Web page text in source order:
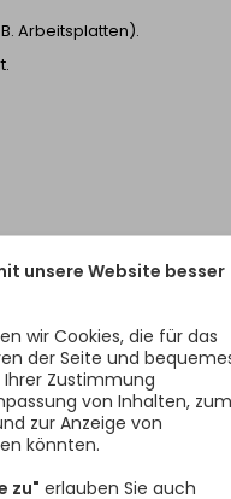
Arbeitsplatten).
und nicht verpflichtet,
unsere Website besser
wir Cookies, die für das
der Seite und
Zustimmung
von Inhalten, zum
zur Anzeige von
könnten.
zu" erlauben Sie auch